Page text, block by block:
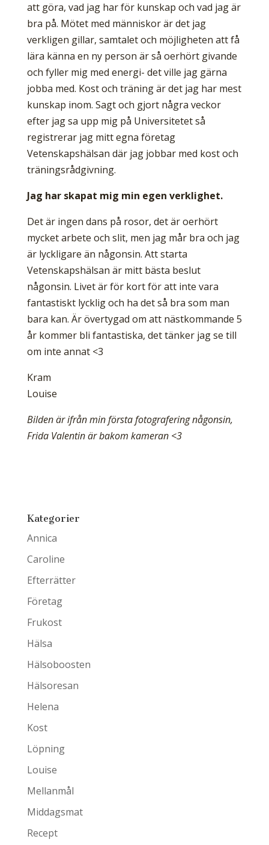
att göra, vad jag har för kunskap och vad jag är
bra på. Mötet med människor är det jag
verkligen gillar, samtalet och möjligheten att få
lära känna en ny person är så oerhört givande
och fyller mig med energi- det ville jag gärna
jobba med. Kost och träning är det jag har mest
kunskap inom. Sagt och gjort några veckor
efter jag sa upp mig på Universitetet så
registrerar jag mitt egna företag
Vetenskapshälsan där jag jobbar med kost och
träningsrådgivning.
Jag har skapat mig min egen verklighet.
Det är ingen dans på rosor, det är oerhört
mycket arbete och slit, men jag mår bra och jag
är lyckligare än någonsin. Att starta
Vetenskapshälsan är mitt bästa beslut
någonsin. Livet är för kort för att inte vara
fantastiskt lycklig och ha det så bra som man
bara kan. Är övertygad om att nästkommande 5
år kommer bli fantastiska, det tänker jag se till
om inte annat <3
Kram
Louise
Bilden är ifrån min första fotografering någonsin,
Frida Valentin är bakom kameran <3
Kategorier
Annica
Caroline
Efterrätter
Företag
Frukost
Hälsa
Hälsoboosten
Hälsoresan
Helena
Kost
Löpning
Louise
Mellanmål
Middagsmat
Recept